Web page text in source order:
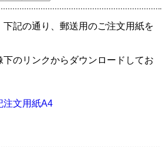
記の通り、郵送用のご注文用紙を
下のリンクからダウンロードしてお
注文用紙A4